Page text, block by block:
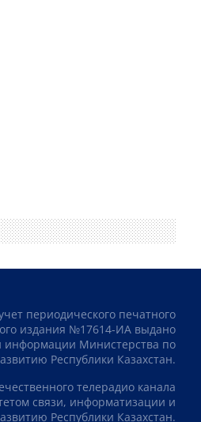
периодического печатного
издания №17614-ИА выдано
информации Министерства по
Республики Казахстан.
телерадио канала
связи, информатизации и
Республики Казахстан.